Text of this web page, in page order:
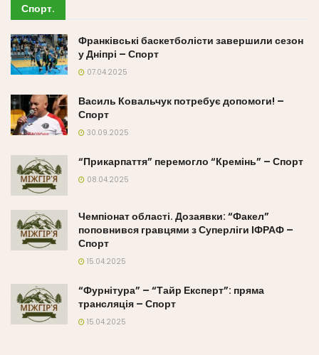
Спорт.
Франківські баскетболісти завершили сезон
у Дніпрі – Спорт
07.04.2025
Василь Ковальчук потребує допомоги! –
Спорт
30.09.2025
“Прикарпаття” перемогло “Кремінь” – Спорт
08.04.2025
Чемпіонат області. Дозаявки: “Факел”
поповнився гравцями з Суперліги ІФРАФ –
Спорт
15.04.2025
“Фурнітура” – “Тайр Експерт”: пряма
трансляція – Спорт
15.04.2025